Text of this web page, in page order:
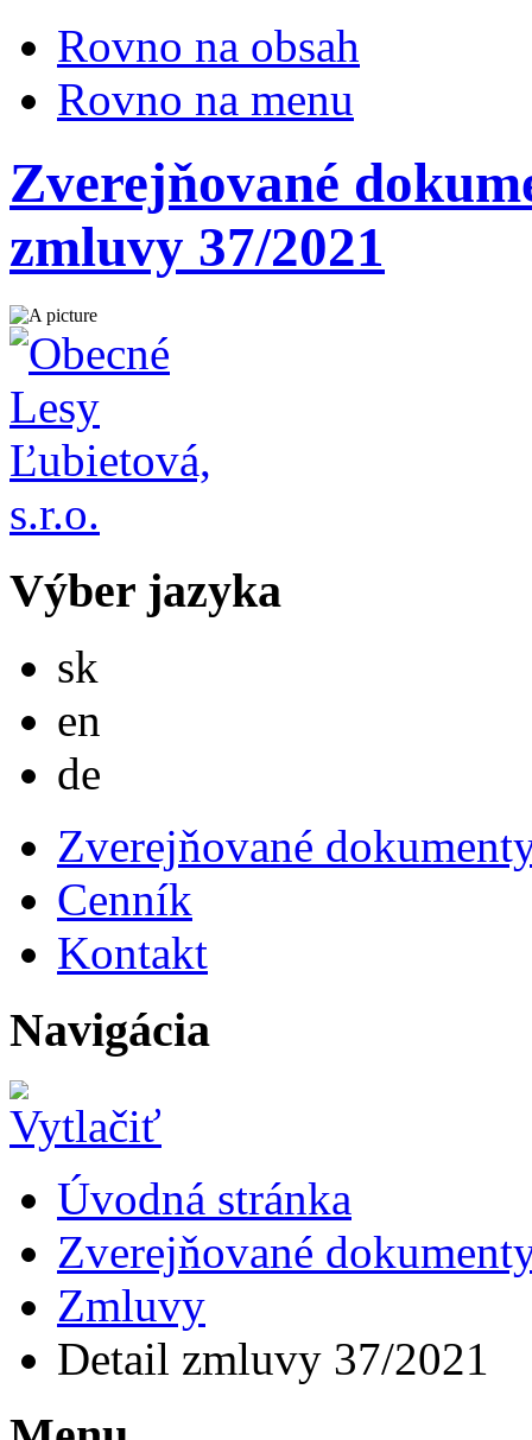
Rovno na obsah
Rovno na menu
Zverejňované
zmluvy 37/2021
Výber jazyka
sk
en
de
Zverejňované
Cenník
Kontakt
Navigácia
Úvodná stránka
Zverejňované
Zmluvy
Detail zmluvy 37/2021